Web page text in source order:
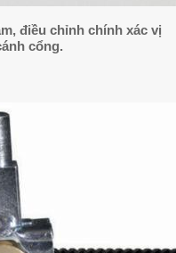
điều chỉnh chính xác vị
cổng.